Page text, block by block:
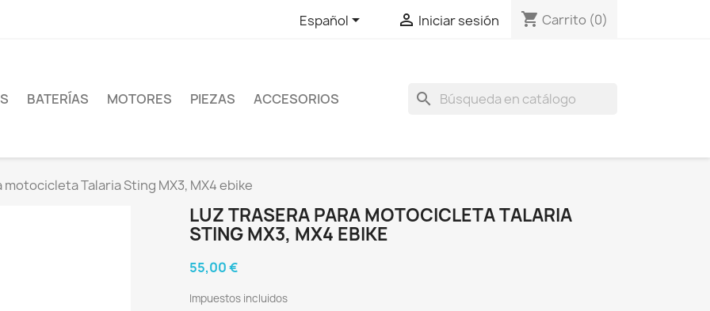
Español  Iniciar sesión shopping_cart Carrito (0)
BATERÍAS MOTORES PIEZAS ACCESORIOS search
Talaria Sting MX3, MX4 ebike
LUZ TRASERA PARA MOTOCICLETA TALARIA
STING MX3, MX4 EBIKE
55,00 €
Impuestos incluidos